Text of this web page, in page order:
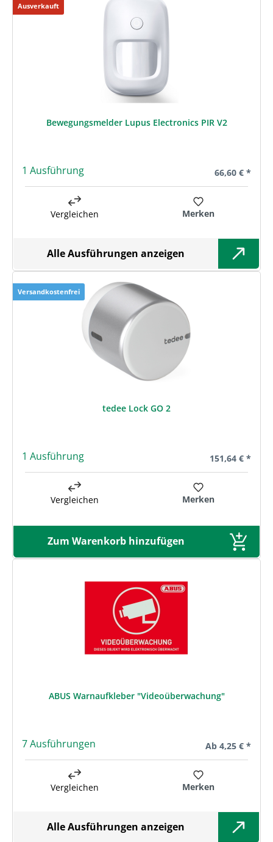
Ausverkauft
Bewegungsmelder Lupus Electronics PIR V2
1 Ausführung Regulärer
66,60 € *
Vergleichen Merken
Alle Ausführungen anzeigen
Versandkostenfrei
tedee Lock GO 2
1 Ausführung Regulärer
151,64 € *
Vergleichen Merken
Zum Warenkorb hinzufügen
ABUS Warnaufkleber "Videoüberwachung"
7 Ausführungen Regulärer Preis:
Ab 4,25 € *
Vergleichen Merken
Alle Ausführungen anzeigen